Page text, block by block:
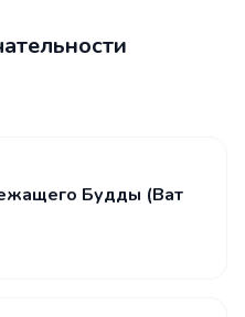
Будды (Ват